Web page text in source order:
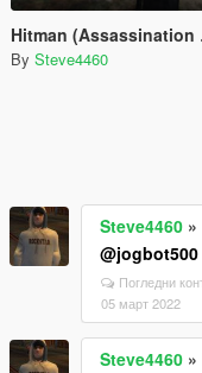
Hitman (Assassination Mission)
By Steve4460
Steve4460 »
@jogbot500
Погледни
05 март 2022
Steve4460 »